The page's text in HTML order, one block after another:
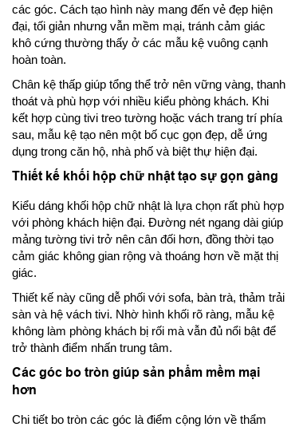
các góc. Cách tạo hình này mang đến vẻ đẹp hiện
đại, tối giản nhưng vẫn mềm mại, tránh cảm giác
khô cứng thường thấy ở các mẫu kệ vuông cạnh
hoàn toàn.
Chân kệ thấp giúp tổng thể trở nên vững vàng, thanh
thoát và phù hợp với nhiều kiểu phòng khách. Khi
kết hợp cùng tivi treo tường hoặc vách trang trí phía
sau, mẫu kệ tạo nên một bố cục gọn đẹp, dễ ứng
dụng trong căn hộ, nhà phố và biệt thự hiện đại.
Thiết kế khối hộp chữ nhật tạo sự gọn gàng
Kiểu dáng khối hộp chữ nhật là lựa chọn rất phù hợp
với phòng khách hiện đại. Đường nét ngang dài giúp
mảng tường tivi trở nên cân đối hơn, đồng thời tạo
cảm giác không gian rộng và thoáng hơn về mặt thị
giác.
Thiết kế này cũng dễ phối với sofa, bàn trà, thảm trải
sàn và hệ vách tivi. Nhờ hình khối rõ ràng, mẫu kệ
không làm phòng khách bị rối mà vẫn đủ nổi bật để
trở thành điểm nhấn trung tâm.
Các góc bo tròn giúp sản phẩm mềm mại
hơn
Chi tiết bo tròn các góc là điểm cộng lớn về thẩm